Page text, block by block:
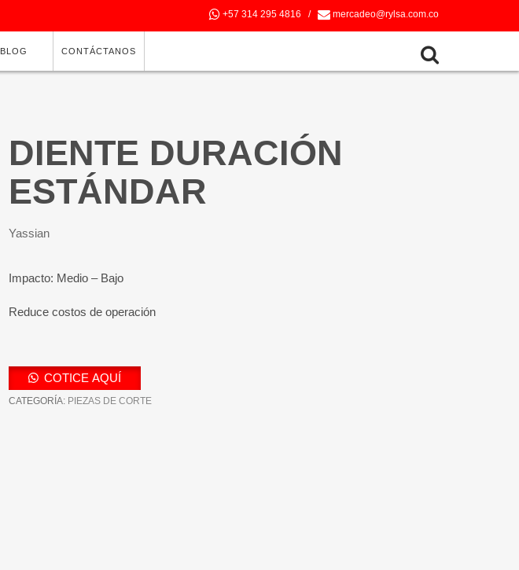
+57 314 295 4816 / mercadeo@rylsa.com.co
BLOG CONTÁCTANOS
DIENTE DURACIÓN
ESTÁNDAR
Yassian
Impacto: Medio – Bajo
Reduce costos de operación
COTICE AQUÍ
CATEGORÍA: PIEZAS DE CORTE